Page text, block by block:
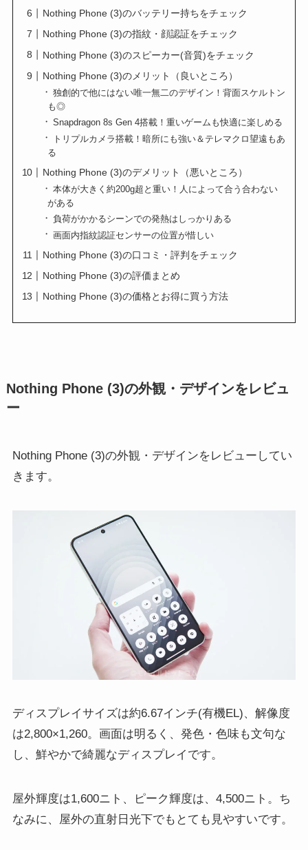
Nothing Phone (3)のバッテリー持ちをチェック
Nothing Phone (3)の指紋・顔認証をチェック
Nothing Phone (3)のスピーカー(音質)をチェック
Nothing Phone (3)のメリット（良いところ）
独創的で他にはない唯一無二のデザイン！背面スケルトン
も◎
Snapdragon 8s Gen 4搭載！重いゲームも快適に楽しめる
トリプルカメラ搭載！暗所にも強い＆テレマクロ望遠もあ
る
Nothing Phone (3)のデメリット（悪いところ）
本体が大きく約200g超と重い！人によって合う合わない
がある
負荷がかかるシーンでの発熱はしっかりある
画面内指紋認証センサーの位置が惜しい
Nothing Phone (3)の口コミ・評判をチェック
Nothing Phone (3)の評価まとめ
Nothing Phone (3)の価格とお得に買う方法
Nothing Phone (3)の外観・デザインをレビュ
ー
Nothing Phone (3)の外観・デザインをレビューしてい
きます。
ディスプレイサイズは約6.67インチ(有機EL)、解像度
は2,800×1,260。画面は明るく、発色・色味も文句な
し、鮮やかで綺麗なディスプレイです。
屋外輝度は1,600ニト、ピーク輝度は、4,500ニト。ち
なみに、屋外の直射日光下でもとても見やすいです。